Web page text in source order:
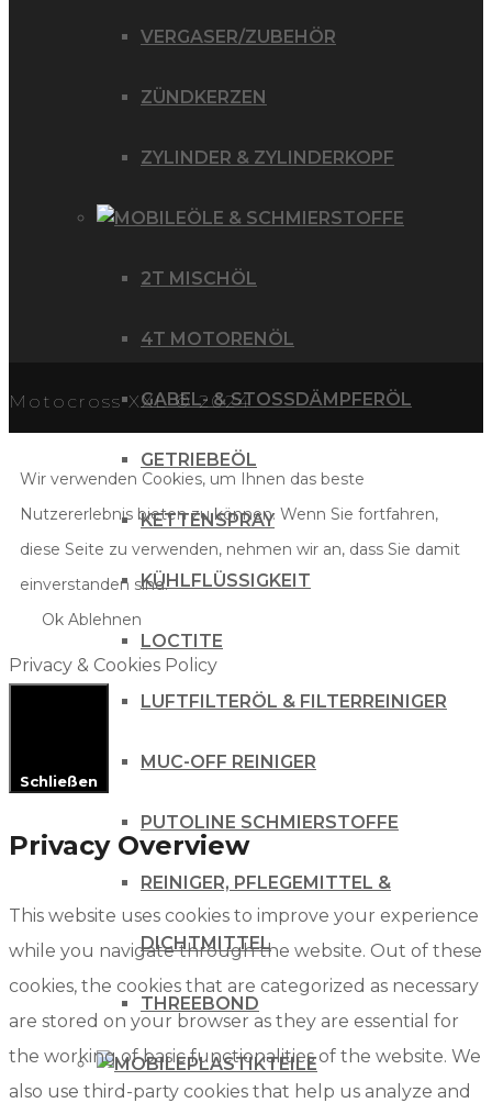
VERGASER/ZUBEHÖR
ZÜNDKERZEN
ZYLINDER & ZYLINDERKOPF
ÖLE & SCHMIERSTOFFE
2T MISCHÖL
4T MOTORENÖL
GABEL- & STOSSDÄMPFERÖL
GETRIEBEÖL
KETTENSPRAY
KÜHLFLÜSSIGKEIT
LOCTITE
LUFTFILTERÖL & FILTERREINIGER
MUC-OFF REINIGER
PUTOLINE SCHMIERSTOFFE
REINIGER, PFLEGEMITTEL &
DICHTMITTEL
THREEBOND
PLASTIKTEILE
Motocross XXL © 2024
Wir verwenden Cookies, um Ihnen das beste
Nutzererlebnis bieten zu können. Wenn Sie fortfahren,
diese Seite zu verwenden, nehmen wir an, dass Sie damit
einverstanden sind.
Ok Ablehnen
Privacy & Cookies Policy
Schließen
Privacy Overview
This website uses cookies to improve your experience
while you navigate through the website. Out of these
cookies, the cookies that are categorized as necessary
are stored on your browser as they are essential for
the working of basic functionalities of the website. We
also use third-party cookies that help us analyze and